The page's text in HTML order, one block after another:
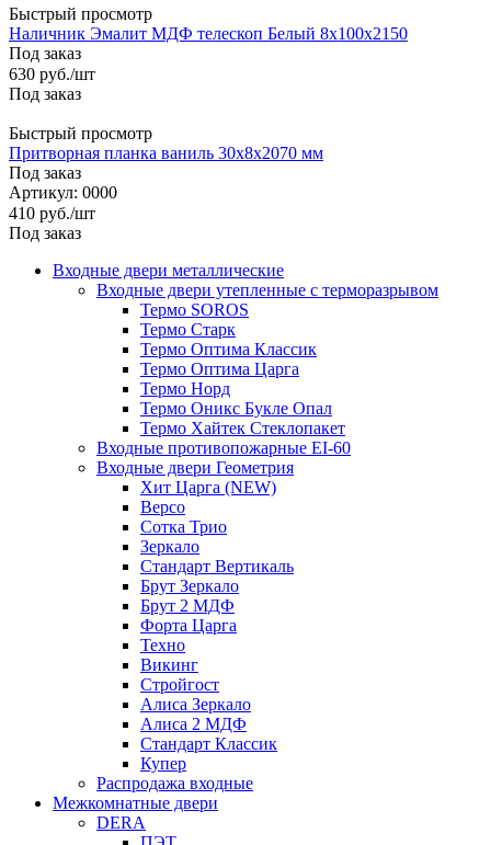
Быстрый просмотр
Наличник Эмалит МДФ телескоп Белый 8х100х2150
Под заказ
630 руб./шт
Под заказ
Быстрый просмотр
Притворная планка ваниль 30x8x2070 мм
Под заказ
Артикул: 0000
410 руб./шт
Под заказ
Входные двери металлические
Входные двери утепленные с терморазрывом
Термо SOROS
Термо Старк
Термо Оптима Классик
Термо Оптима Царга
Термо Норд
Термо Оникс Букле Опал
Термо Хайтек Стеклопакет
Входные противопожарные EI-60
Входные двери Геометрия
Хит Царга (NEW)
Версо
Сотка Трио
Зеркало
Стандарт Вертикаль
Брут Зеркало
Брут 2 МДФ
Форта Царга
Техно
Викинг
Стройгост
Алиса Зеркало
Алиса 2 МДФ
Стандарт Классик
Купер
Распродажа входные
Межкомнатные двери
DERA